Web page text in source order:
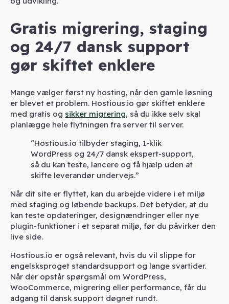
Gratis migrering, staging
og 24/7 dansk support
gør skiftet enklere
Mange vælger først ny hosting, når den gamle løsning
er blevet et problem. Hostious.io gør skiftet enklere
med gratis og sikker migrering, så du ikke selv skal
planlægge hele flytningen fra server til server.
“Hostious.io tilbyder staging, 1-klik
WordPress og 24/7 dansk ekspert-support,
så du kan teste, lancere og få hjælp uden at
skifte leverandør undervejs.”
Når dit site er flyttet, kan du arbejde videre i et miljø
med staging og løbende backups. Det betyder, at du
kan teste opdateringer, designændringer eller nye
plugin-funktioner i et separat miljø, før du påvirker den
live side.
Hostious.io er også relevant, hvis du vil slippe for
engelsksproget standardsupport og lange svartider.
Når der opstår spørgsmål om WordPress,
WooCommerce, migrering eller performance, får du
adgang til dansk support døgnet rundt.